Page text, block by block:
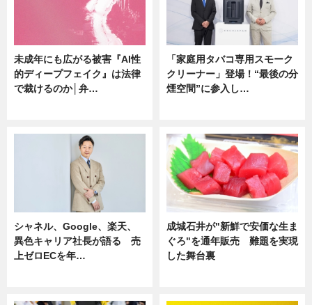
未成年にも広がる被害『AI性
的ディープフェイク』は法律
で裁けるのか│弁…
「家庭用タバコ専用スモーク
クリーナー」登場！“最後の分
煙空間”に参入し…
シャネル、Google、楽天、
異色キャリア社長が語る 売
上ゼロECを年…
成城石井が"新鮮で安価な生ま
ぐろ"を通年販売 難題を実現
した舞台裏